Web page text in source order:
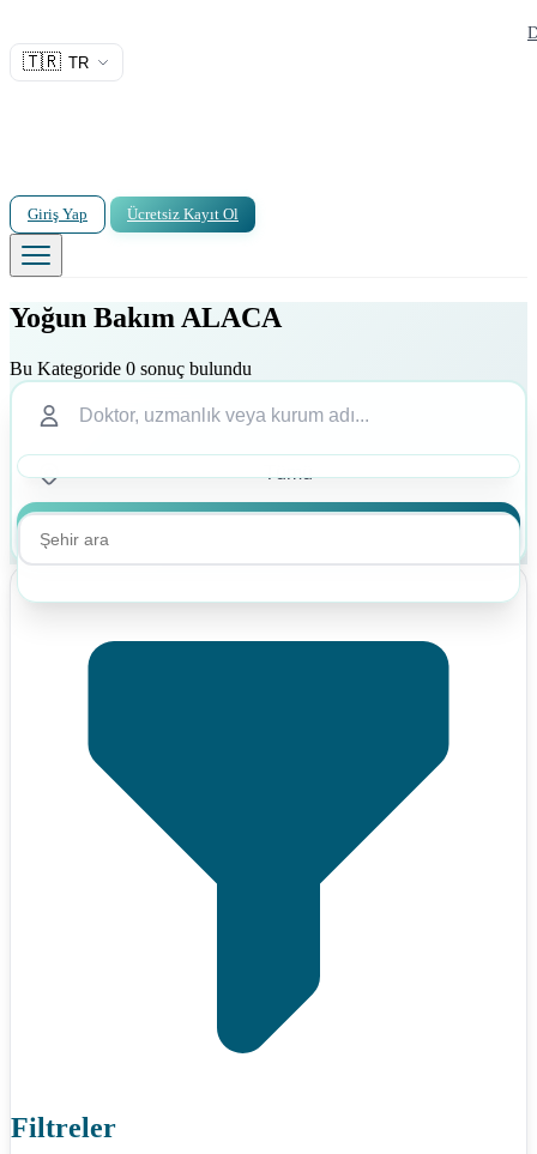
🇹🇷 TR
Giriş Yap Ücretsiz Kayıt Ol
Yoğun Bakım ALACA
Bu Kategoride 0 sonuç bulundu
Filtreler